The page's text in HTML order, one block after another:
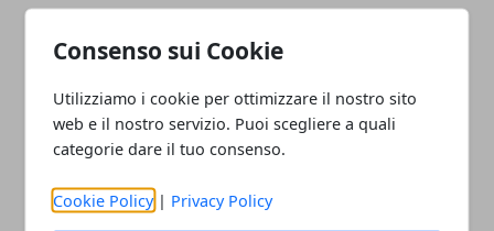
Consenso sui Cookie
Utilizziamo i cookie per ottimizzare il nostro sito
web e il nostro servizio. Puoi scegliere a quali
categorie dare il tuo consenso.
Cookie Policy | Privacy Policy
Articolo Precedente
toccato il minimo storico:
come è successo?